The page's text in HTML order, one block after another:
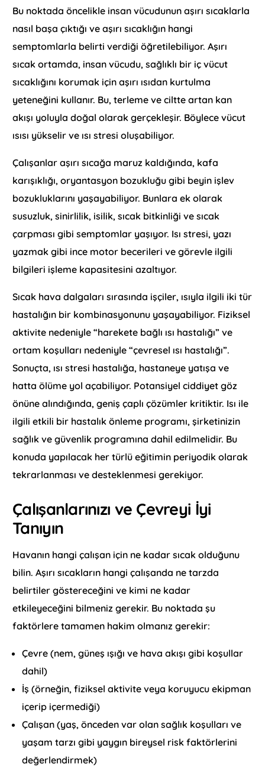
Bu noktada öncelikle insan vücudunun aşırı sıcaklarla
nasıl başa çıktığı ve aşırı sıcaklığın hangi
semptomlarla belirti verdiği öğretilebiliyor. Aşırı
sıcak ortamda, insan vücudu, sağlıklı bir iç vücut
sıcaklığını korumak için aşırı ısıdan kurtulma
yeteneğini kullanır. Bu, terleme ve ciltte artan kan
akışı yoluyla doğal olarak gerçekleşir. Böylece vücut
ısısı yükselir ve ısı stresi oluşabiliyor.
Çalışanlar aşırı sıcağa maruz kaldığında, kafa
karışıklığı, oryantasyon bozukluğu gibi beyin işlev
bozukluklarını yaşayabiliyor. Bunlara ek olarak
susuzluk, sinirlilik, isilik, sıcak bitkinliği ve sıcak
çarpması gibi semptomlar yaşıyor. Isı stresi, yazı
yazmak gibi ince motor becerileri ve görevle ilgili
bilgileri işleme kapasitesini azaltıyor.
Sıcak hava dalgaları sırasında işçiler, ısıyla ilgili iki tür
hastalığın bir kombinasyonunu yaşayabiliyor. Fiziksel
aktivite nedeniyle “harekete bağlı ısı hastalığı” ve
ortam koşulları nedeniyle “çevresel ısı hastalığı”.
Sonuçta, ısı stresi hastalığa, hastaneye yatışa ve
hatta ölüme yol açabiliyor. Potansiyel ciddiyet göz
önüne alındığında, geniş çaplı çözümler kritiktir. Isı ile
ilgili etkili bir hastalık önleme programı, şirketinizin
sağlık ve güvenlik programına dahil edilmelidir. Bu
konuda yapılacak her türlü eğitimin periyodik olarak
tekrarlanması ve desteklenmesi gerekiyor.
Çalışanlarınızı ve Çevreyi İyi
Tanıyın
Havanın hangi çalışan için ne kadar sıcak olduğunu
bilin. Aşırı sıcakların hangi çalışanda ne tarzda
belirtiler göstereceğini ve kimi ne kadar
etkileyeceğini bilmeniz gerekir. Bu noktada şu
faktörlere tamamen hakim olmanız gerekir:
Çevre (nem, güneş ışığı ve hava akışı gibi koşullar
dahil)
İş (örneğin, fiziksel aktivite veya koruyucu ekipman
içerip içermediği)
Çalışan (yaş, önceden var olan sağlık koşulları ve
yaşam tarzı gibi yaygın bireysel risk faktörlerini
değerlendirmek)